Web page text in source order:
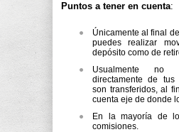
Puntos a tener en cuenta:
Únicamente al final
puedes realizar
depósito como de
Usualmente no
directamente de
son transferidos, al
cuenta eje de donde
En la mayoría de
comisiones.